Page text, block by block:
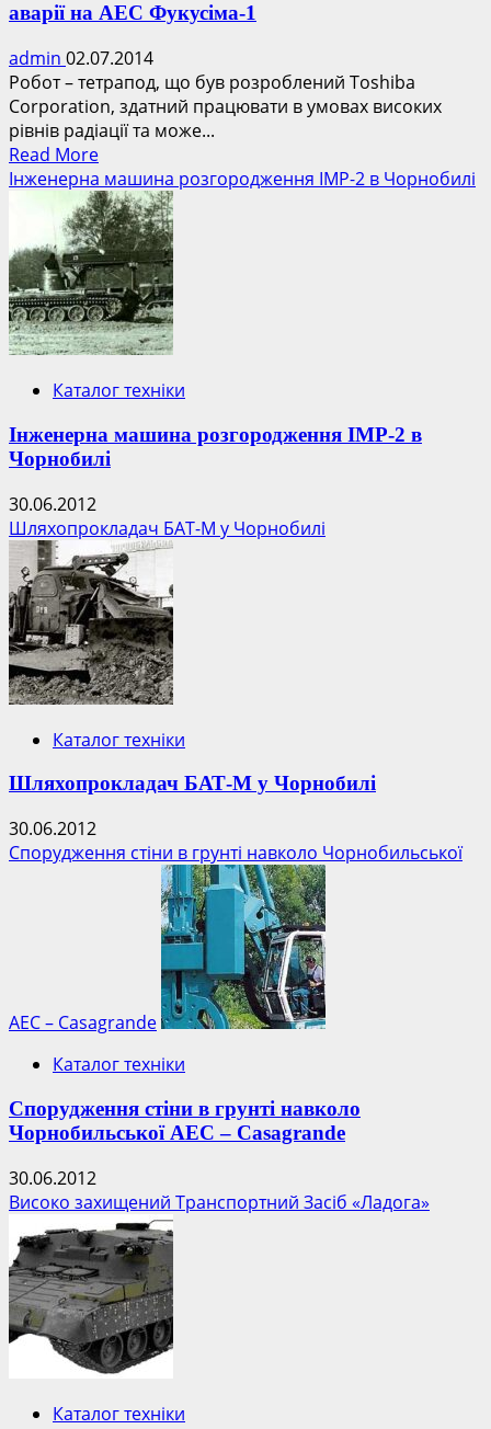
аварії на АЕС Фукусіма-1
admin 02.07.2014
Робот – тетрапод, що був розроблений Toshiba
Corporation, здатний працювати в умовах високих
рівнів радіації та може...
Read MoreRead
more
about
Робот-
тетрапод
допоможе
досліджувати
наслідки
аварії
АЕС
Інженерна машина розгородження ІМР-2 в Чорнобилі
Каталог техніки
Інженерна машина розгородження ІМР-2 в
Чорнобилі
30.06.2012
Шляхопрокладач БАТ-М у Чорнобилі
Каталог техніки
Шляхопрокладач БАТ-М у Чорнобилі
30.06.2012
Спорудження стіни в грунті навколо Чорнобильської
АЕС – Casagrande
Каталог техніки
Спорудження стіни в грунті навколо
Чорнобильської АЕС – Casagrande
30.06.2012
Високо захищений Транспортний Засіб «Ладога»
Каталог техніки